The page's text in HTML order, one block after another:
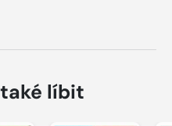
líbit